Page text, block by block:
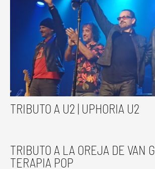
TRIBUTO A U2 | UPHORIA U2
TRIBUTO A LA OREJA DE VAN
TERAPIA POP